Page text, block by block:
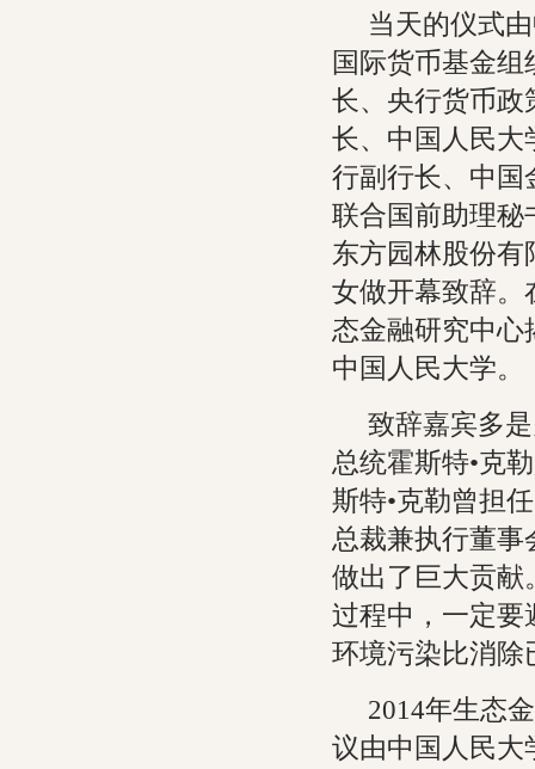
当天的仪式
国际货币基金
长、央行货币政
长、中国人民大
行副行长、中国
联合国前助理秘
东方园林股份有
女做开幕致辞。
态金融研究中心
中国人民大学。
致辞嘉宾多
总统霍斯特•克
斯特•克勒曾担
总裁兼执行董事
做出了巨大贡献
过程中，一定要
环境污染比消除
2014年生态
议由中国人民大